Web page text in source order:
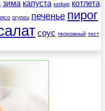
зима капуста кефир котлета
огурец печенье пирог
соус творожный тест